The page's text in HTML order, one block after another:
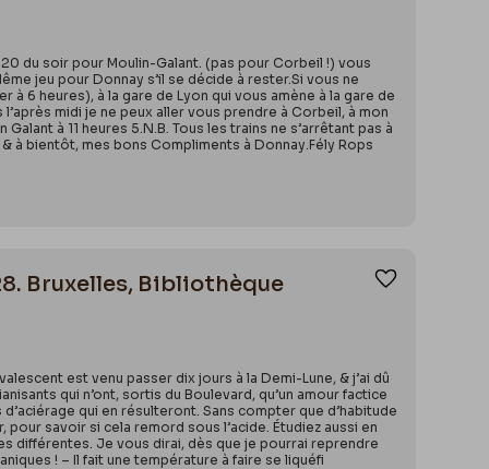
20 du soir pour Moulin-Galant. (pas pour Corbeil !) vous
jeu pour Donnay s’il se décide à rester.Si vous ne
6 heures), à la gare de Lyon qui vous amène à la gare de
midi je ne peux aller vous prendre à Corbeil, à mon
à 11 heures 5.N.B. Tous les trains ne s’arrêtant pas à
à bientôt, mes bons Compliments à Donnay.Fély Rops
Bruxelles, Bibliothèque
est venu passer dix jours à la Demi-Lune, & j’ai dû
qui n’ont, sortis du Boulevard, qu’un amour factice
qui en résulteront. Sans compter que d’habitude
savoir si cela remord sous l’acide. Étudiez aussi en
différentes. Je vous dirai, dès que je pourrai reprendre
! – Il fait une température à faire se liquéfi
Ajouter